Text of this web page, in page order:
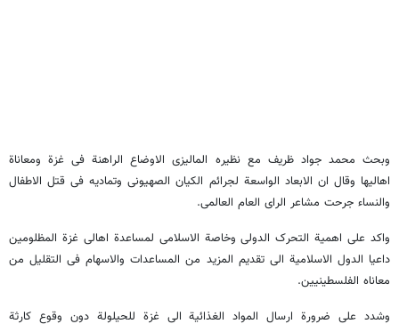
وبحث محمد جواد ظریف مع نظیره المالیزی الاوضاع الراهنة فی غزة ومعاناة
اهالیها وقال ان الابعاد الواسعة لجرائم الکیان الصهیونی وتمادیه فی قتل الاطفال
والنساء جرحت مشاعر الرای العام العالمی.
واکد علی اهمیة التحرک الدولی وخاصة الاسلامی لمساعدة اهالی غزة المظلومین
داعیا الدول الاسلامیة الی تقدیم المزید من المساعدات والاسهام فی التقلیل من
معاناه الفلسطینیین.
وشدد علی ضرورة ارسال المواد الغذائیة الی غزة للحیلولة دون وقوع کارثة